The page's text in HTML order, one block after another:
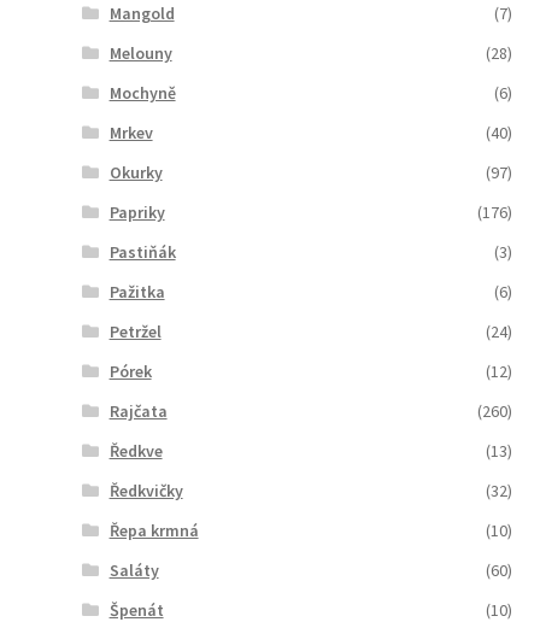
Mangold
(7)
Melouny
(28)
Mochyně
(6)
Mrkev
(40)
Okurky
(97)
Papriky
(176)
Pastiňák
(3)
Pažitka
(6)
Petržel
(24)
Pórek
(12)
Rajčata
(260)
Ředkve
(13)
Ředkvičky
(32)
Řepa krmná
(10)
Saláty
(60)
Špenát
(10)